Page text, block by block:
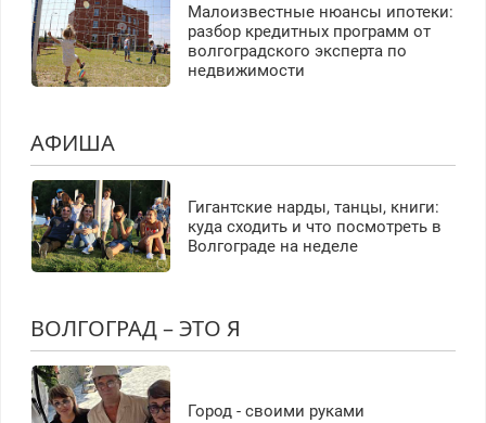
Малоизвестные нюансы ипотеки:
разбор кредитных программ от
волгоградского эксперта по
недвижимости
АФИША
Гигантские нарды, танцы, книги:
куда сходить и что посмотреть в
Волгограде на неделе
ВОЛГОГРАД – ЭТО Я
Город - своими руками